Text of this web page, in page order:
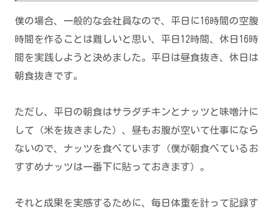
僕の場合、一般的な会社員なので、平日に16時間の空腹
時間を作ることは難しいと思い、平日12時間、休日16時
間を実践しようと決めました。平日は昼食抜き、休日は
朝食抜きです。
ただし、平日の朝食はサラダチキンとナッツと味噌汁に
して（米を抜きました）、昼もお腹が空いて仕事になら
ないので、ナッツを食べています（僕が朝食べているお
すすめナッツは一番下に貼っておきます）。
それと成果を実感するために、毎日体重を計って記録す